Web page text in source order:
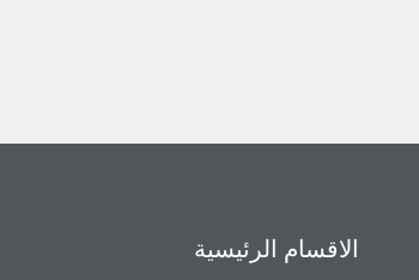
الاقسام الرئيسية